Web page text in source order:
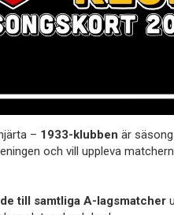
– 1933-klubben är
och vill uppleva
till samtliga A-lagsmatcher